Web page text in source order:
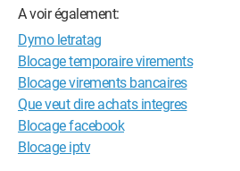
A voir également:
Dymo letratag
Blocage temporaire virements
Blocage virements bancaires
Que veut dire achats integres
Blocage facebook
Blocage iptv